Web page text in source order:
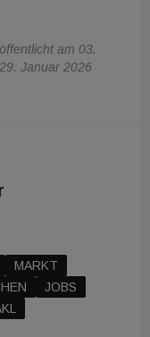
am 03.
Januar 2026
MARKT
JOBS